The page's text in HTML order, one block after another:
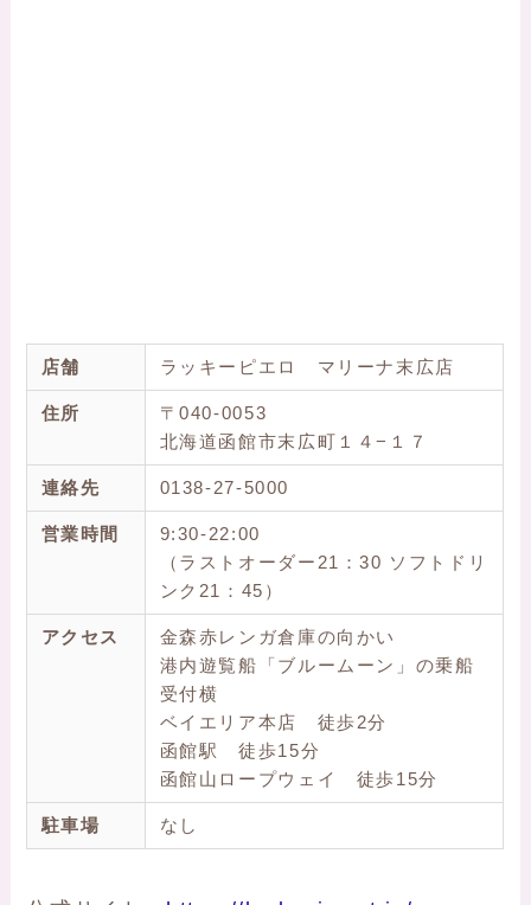
店舗 ラッキーピエロ マリーナ末広店
住所
〒040-0053
北海道函館市末広町１４−１７
連絡先 0138-27-5000
営業時間
9:30-22:00
（ラストオーダー21：30 ソフトドリ
ンク21：45）
アクセス
金森赤レンガ倉庫の向かい
港内遊覧船「ブルームーン」の乗船
受付横
ベイエリア本店 徒歩2分
函館駅 徒歩15分
函館山ロープウェイ 徒歩15分
駐車場 なし